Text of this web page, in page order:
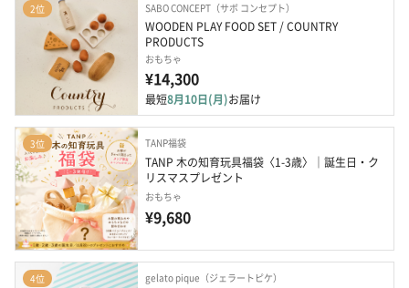
2位 SABO CONCEPT（サボ コンセプト）
WOODEN PLAY FOOD SET / COUNTRY
PRODUCTS
おもちゃ
¥14,300
最短8月10日(月)お届け
3位 TANP福袋
TANP 木の知育玩具福袋〈1-3歳〉｜誕生日・ク
リスマスプレゼント
おもちゃ
¥9,680
4位 gelato pique（ジェラートピケ）